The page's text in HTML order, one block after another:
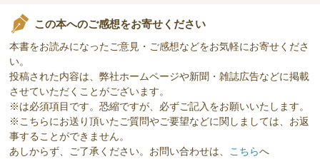
この本へのご感想をお寄せください
本書をお読みになったご意見・ご感想などをお気軽にお寄せくださ
い。
投稿された内容は、弊社ホームページや新聞・雑誌広告などに掲載
させていただくことがございます。
※は必須項目です。恐縮ですが、必ずご記入をお願いいたします。
※こちらにお送り頂いたご質問やご要望などに関しましては、お返
事することができません。
あしからず、ご了承ください。お問い合わせは、 こちらへ